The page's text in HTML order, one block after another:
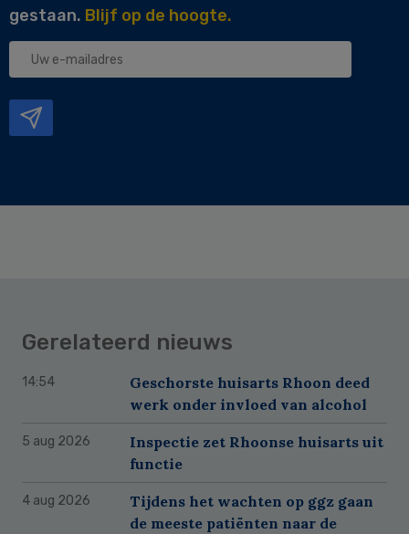
gestaan. Blijf op de hoogte.
Uw
Gerelateerd nieuws
14:54
Geschorste huisarts Rhoon deed
werk onder invloed van alcohol
5 aug 2026
Inspectie zet Rhoonse huisarts uit
functie
4 aug 2026
Tijdens het wachten op ggz gaan
de meeste patiënten naar de